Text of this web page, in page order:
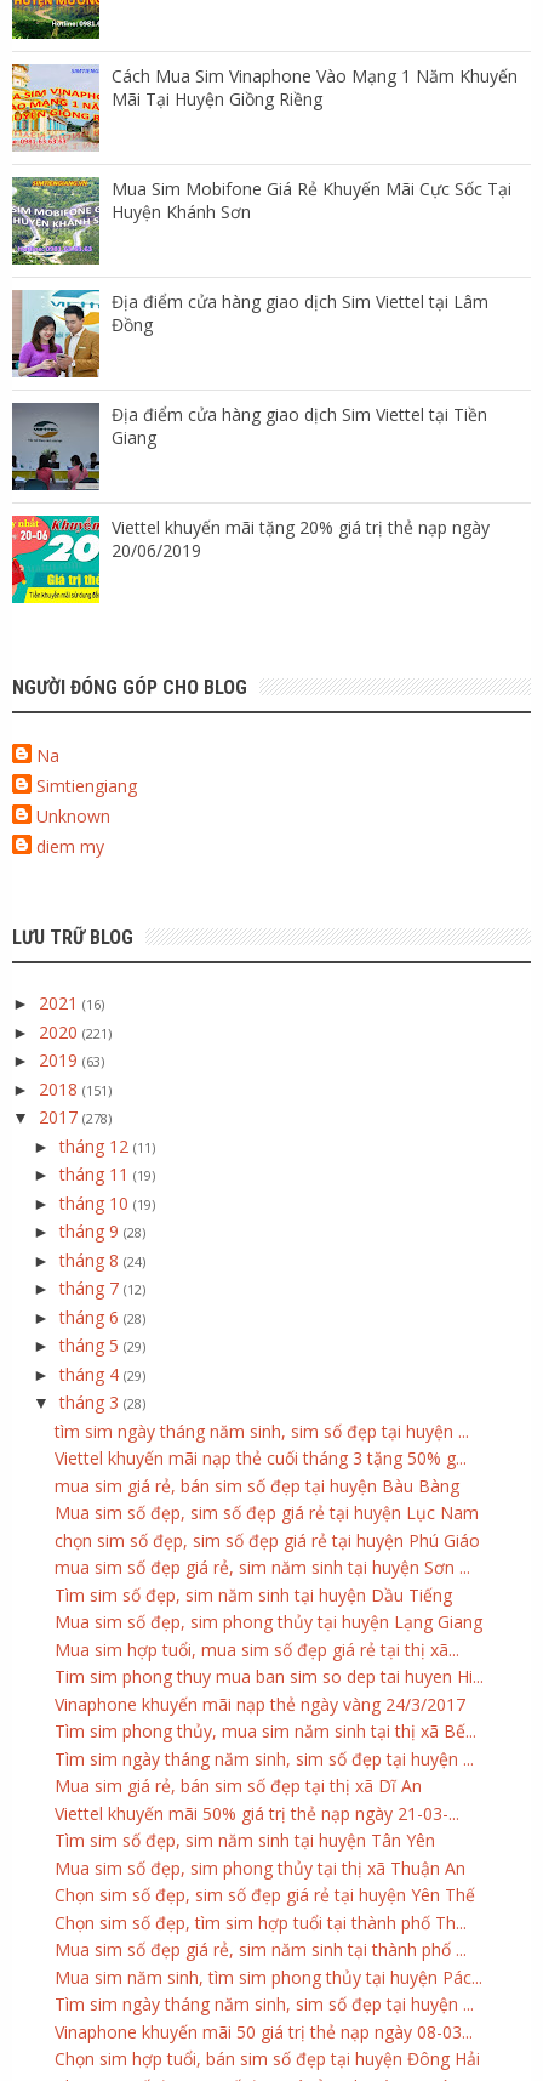
Cách Mua Sim Vinaphone Vào Mạng 1 Năm Khuyến
Mãi Tại Huyện Giồng Riềng
Mua Sim Mobifone Giá Rẻ Khuyến Mãi Cực Sốc Tại
Huyện Khánh Sơn
Địa điểm cửa hàng giao dịch Sim Viettel tại Lâm
Đồng
Địa điểm cửa hàng giao dịch Sim Viettel tại Tiền
Giang
Viettel khuyến mãi tặng 20% giá trị thẻ nạp ngày
20/06/2019
NGƯỜI ĐÓNG GÓP CHO BLOG
Na
Simtiengiang
Unknown
diem my
LƯU TRỮ BLOG
► 2021 (16)
► 2020 (221)
► 2019 (63)
► 2018 (151)
▼ 2017 (278)
►tháng 12 (11)
►tháng 11 (19)
►tháng 10 (19)
►tháng 9 (28)
►tháng 8 (24)
►tháng 7 (12)
►tháng 6 (28)
►tháng 5 (29)
►tháng 4 (29)
▼tháng 3 (28)
tìm sim ngày tháng năm sinh, sim số đẹp tại huyện ...
Viettel khuyến mãi nạp thẻ cuối tháng 3 tặng 50% g...
mua sim giá rẻ, bán sim số đẹp tại huyện Bàu Bàng
Mua sim số đẹp, sim số đẹp giá rẻ tại huyện Lục Nam
chọn sim số đẹp, sim số đẹp giá rẻ tại huyện Phú Giáo
mua sim số đẹp giá rẻ, sim năm sinh tại huyện Sơn ...
Tìm sim số đẹp, sim năm sinh tại huyện Dầu Tiếng
Mua sim số đẹp, sim phong thủy tại huyện Lạng Giang
Mua sim hợp tuổi, mua sim số đẹp giá rẻ tại thị xã...
Tim sim phong thuy mua ban sim so dep tai huyen Hi...
Vinaphone khuyến mãi nạp thẻ ngày vàng 24/3/2017
Tìm sim phong thủy, mua sim năm sinh tại thị xã Bế...
Tìm sim ngày tháng năm sinh, sim số đẹp tại huyện ...
Mua sim giá rẻ, bán sim số đẹp tại thị xã Dĩ An
Viettel khuyến mãi 50% giá trị thẻ nạp ngày 21-03-...
Tìm sim số đẹp, sim năm sinh tại huyện Tân Yên
Mua sim số đẹp, sim phong thủy tại thị xã Thuận An
Chọn sim số đẹp, sim số đẹp giá rẻ tại huyện Yên Thế
Chọn sim số đẹp, tìm sim hợp tuổi tại thành phố Th...
Mua sim số đẹp giá rẻ, sim năm sinh tại thành phố ...
Mua sim năm sinh, tìm sim phong thủy tại huyện Pác...
Tìm sim ngày tháng năm sinh, sim số đẹp tại huyện ...
Vinaphone khuyến mãi 50 giá trị thẻ nạp ngày 08-03...
Chọn sim hợp tuổi, bán sim số đẹp tại huyện Đông Hải